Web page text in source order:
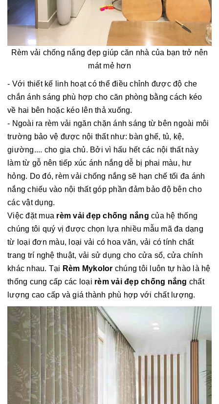
Rèm vải chống nắng đẹp giúp căn nhà của bạn trở nên
mát mẻ hơn
- Với thiết kế linh hoạt có thể điều chỉnh được độ che
chắn ánh sáng phù hợp cho căn phòng bằng cách kéo
về hai bên hoặc kéo lên thả xuống.
- Ngoài ra rèm vải ngăn chặn ánh sáng từ bên ngoài môi
trường bảo vệ được nội thất như: bàn ghế, tủ, kệ,
giường.... cho gia chủ. Bởi vì hấu hết các nội thất này
làm từ gỗ nên tiếp xúc ánh nắng dễ bị phai màu, hư
hỏng. Do đó, rèm vải chống nắng sẽ hạn chế tối đa ánh
nắng chiếu vào nội thất góp phần đảm bảo độ bên cho
các vật dụng.
Việc đặt mua rèm vải đẹp chống nắng của hệ thống
chúng tôi quý vị được chọn lựa nhiều mẫu mã đa dạng
từ loại đơn màu, loại vải có hoa văn, vải có tính chất
trang trí nghệ thuật, vải sử dụng cho cửa sổ, cửa chính
khác nhau. Tại Rèm Mykolor chúng tôi luôn tự hào là hệ
thống cung cấp các loại rèm vải đẹp chống nắng chất
lượng cao cấp và giá thành phù hợp với chất lượng.